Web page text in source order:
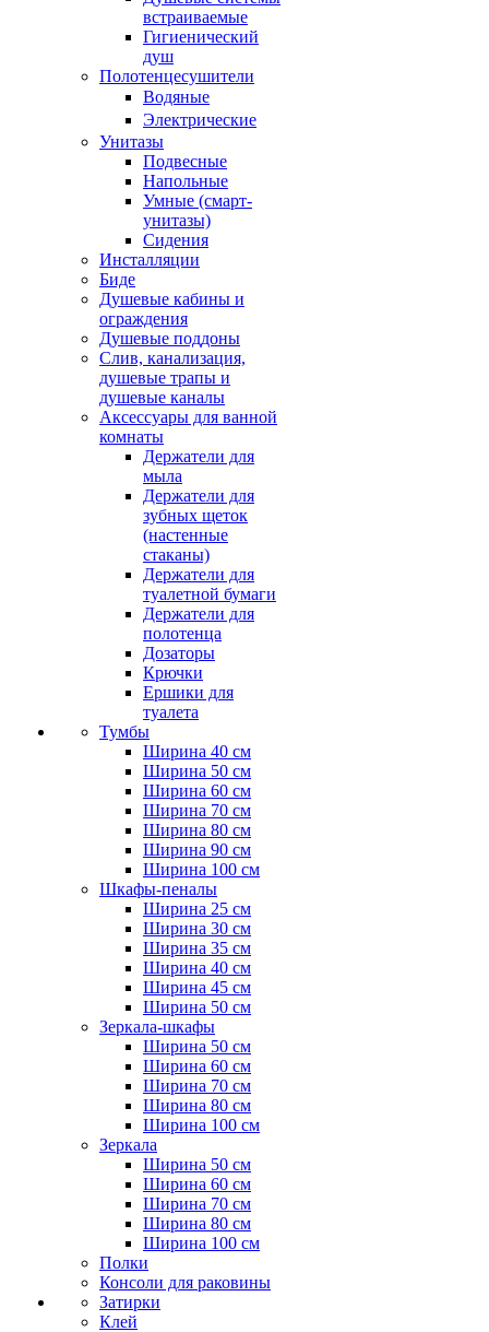
встраиваемые
Гигиенический
душ
Полотенцесушители
ㅤВодяные
ㅤЭлектрические
Унитазы
Подвесные
Напольные
Умные (смарт-
унитазы)
Сидения
Инсталляции
Биде
Душевые кабины и
ограждения
Душевые поддоны
Слив, канализация,
душевые трапы и
душевые каналы
Аксессуары для ванной
комнаты
Держатели для
мыла
Держатели для
зубных щеток
(настенные
стаканы)
Держатели для
туалетной бумаги
Держатели для
полотенца
Дозаторы
Крючки
Ершики для
туалета
Тумбы
Ширина 40 см
Ширина 50 см
Ширина 60 см
Ширина 70 см
Ширина 80 см
Ширина 90 см
Ширина 100 см
Шкафы-пеналы
Ширина 25 см
Ширина 30 см
Ширина 35 см
Ширина 40 см
Ширина 45 см
Ширина 50 см
Зеркала-шкафы
Ширина 50 см
Ширина 60 см
Ширина 70 см
Ширина 80 см
Ширина 100 см
Зеркала
Ширина 50 см
Ширина 60 см
Ширина 70 см
Ширина 80 см
Ширина 100 см
Полки
Консоли для раковины
Затирки
Клей